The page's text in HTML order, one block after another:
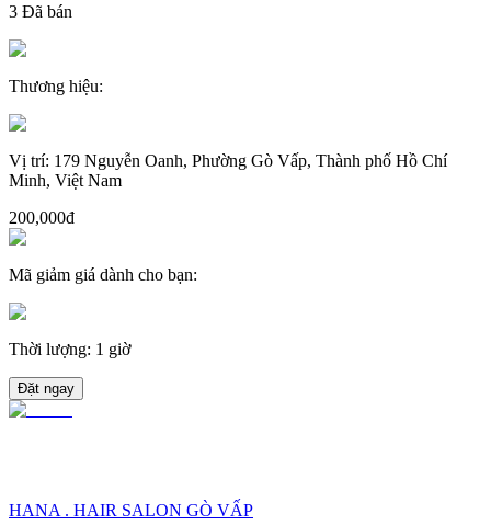
3 Đã bán
Thương hiệu:
Vị trí: 179 Nguyễn Oanh, Phường Gò Vấp, Thành phố Hồ Chí
Minh, Việt Nam
200,000đ
Mã giảm giá dành cho bạn:
Thời lượng: 1 giờ
Đặt ngay
HANA . HAIR SALON GÒ VẤP